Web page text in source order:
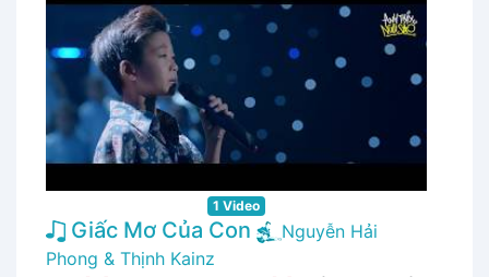
1 Video
Giấc Mơ Của Con
Nguyễn Hải
Phong & Thịnh Kainz